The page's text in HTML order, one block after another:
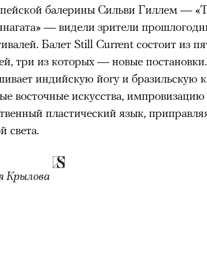
балерины Сильви Гиллем —
— видели зрители
Балет Still Current состоит из
три из которых — новые
индийскую йогу и бразильскую
восточные искусства, импровизацию
пластический язык,
света.
Крылова